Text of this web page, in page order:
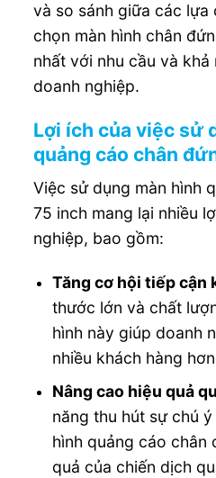
và so sánh giữa các lựa
chọn màn hình chân
nhất với nhu cầu và khả
doanh nghiệp.
Lợi ích của việc sử
quảng cáo chân
Việc sử dụng màn hình
75 inch mang lại nhiều
nghiệp, bao gồm:
Tăng cơ hội tiếp cận
thước lớn và chất
hình này giúp doanh
nhiều khách hàng
Nâng cao hiệu quả
năng thu hút sự chú
hình quảng cáo chân
quả của chiến dịch